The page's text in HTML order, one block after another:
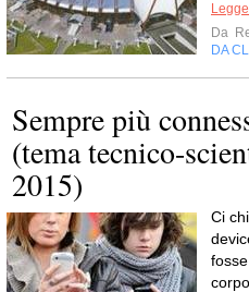
Da
DA
Sempre più
(tema tecnico-
2015)
Ci